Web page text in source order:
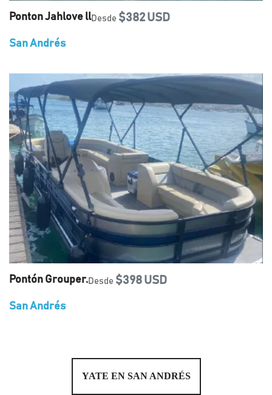
Ponton Jahlove llDesde $382 USD
San Andrés
Pontón Grouper.Desde $398 USD
San Andrés
YATE EN SAN ANDRÉS